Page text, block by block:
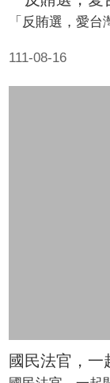
111-08-16
「反賄選，愛
國民法官，一